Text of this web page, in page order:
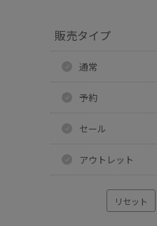
販売タイプ
通常
予約
セール
アウトレット
リセット